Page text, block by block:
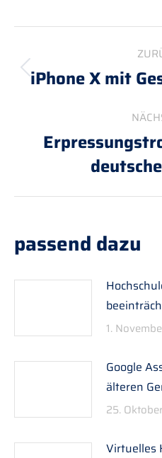
iPhone X mit
passend dazu
1.
Google
älteren
25.
Virtuelles